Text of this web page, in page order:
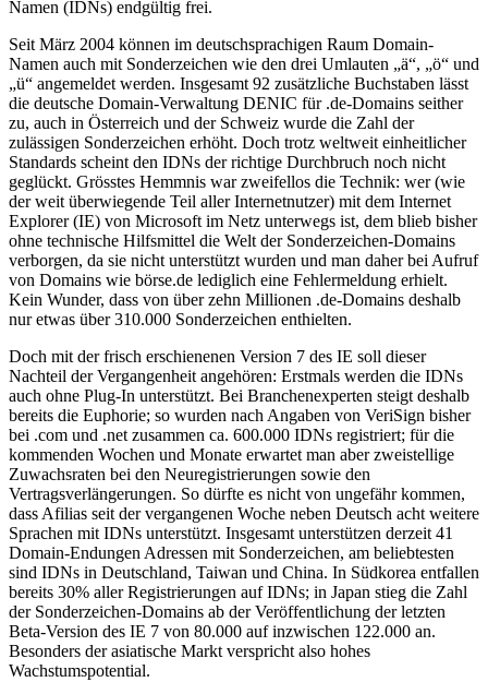
Namen (IDNs) endgültig frei.
Seit März 2004 können im deutschsprachigen Raum Domain-
Namen auch mit Sonderzeichen wie den drei Umlauten „ä“, „ö“ und
„ü“ angemeldet werden. Insgesamt 92 zusätzliche Buchstaben lässt
die deutsche Domain-Verwaltung DENIC für .de-Domains seither
zu, auch in Österreich und der Schweiz wurde die Zahl der
zulässigen Sonderzeichen erhöht. Doch trotz weltweit einheitlicher
Standards scheint den IDNs der richtige Durchbruch noch nicht
geglückt. Grösstes Hemmnis war zweifellos die Technik: wer (wie
der weit überwiegende Teil aller Internetnutzer) mit dem Internet
Explorer (IE) von Microsoft im Netz unterwegs ist, dem blieb bisher
ohne technische Hilfsmittel die Welt der Sonderzeichen-Domains
verborgen, da sie nicht unterstützt wurden und man daher bei Aufruf
von Domains wie börse.de lediglich eine Fehlermeldung erhielt.
Kein Wunder, dass von über zehn Millionen .de-Domains deshalb
nur etwas über 310.000 Sonderzeichen enthielten.
Doch mit der frisch erschienenen Version 7 des IE soll dieser
Nachteil der Vergangenheit angehören: Erstmals werden die IDNs
auch ohne Plug-In unterstützt. Bei Branchenexperten steigt deshalb
bereits die Euphorie; so wurden nach Angaben von VeriSign bisher
bei .com und .net zusammen ca. 600.000 IDNs registriert; für die
kommenden Wochen und Monate erwartet man aber zweistellige
Zuwachsraten bei den Neuregistrierungen sowie den
Vertragsverlängerungen. So dürfte es nicht von ungefähr kommen,
dass Afilias seit der vergangenen Woche neben Deutsch acht weitere
Sprachen mit IDNs unterstützt. Insgesamt unterstützen derzeit 41
Domain-Endungen Adressen mit Sonderzeichen, am beliebtesten
sind IDNs in Deutschland, Taiwan und China. In Südkorea entfallen
bereits 30% aller Registrierungen auf IDNs; in Japan stieg die Zahl
der Sonderzeichen-Domains ab der Veröffentlichung der letzten
Beta-Version des IE 7 von 80.000 auf inzwischen 122.000 an.
Besonders der asiatische Markt verspricht also hohes
Wachstumspotential.